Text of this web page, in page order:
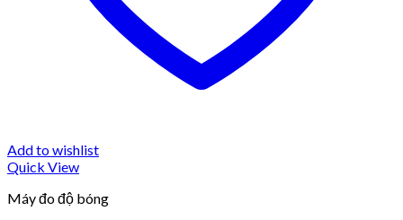
Add to wishlist
Quick View
Máy đo độ bóng